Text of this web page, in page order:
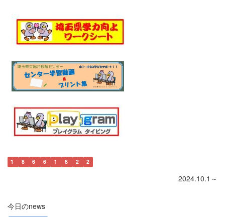
1 8 6 6 1 8 2 2
2024.10.1～
今日のnews